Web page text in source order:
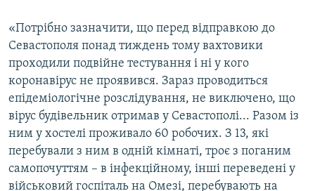
«Потрібно зазначити, що перед відправкою до
Севастополя понад тиждень тому вахтовики
проходили подвійне тестування і ні у кого
коронавірус не проявився. Зараз проводиться
епідеміологічне розслідування, не виключено, що
вірус будівельник отримав у Севастополі... Разом із
ним у хостелі проживало 60 робочих. З 13, які
перебували з ним в одній кімнаті, троє з поганим
самопочуттям – в інфекційному, інші переведені у
військовий госпіталь на Омезі, перебувають на